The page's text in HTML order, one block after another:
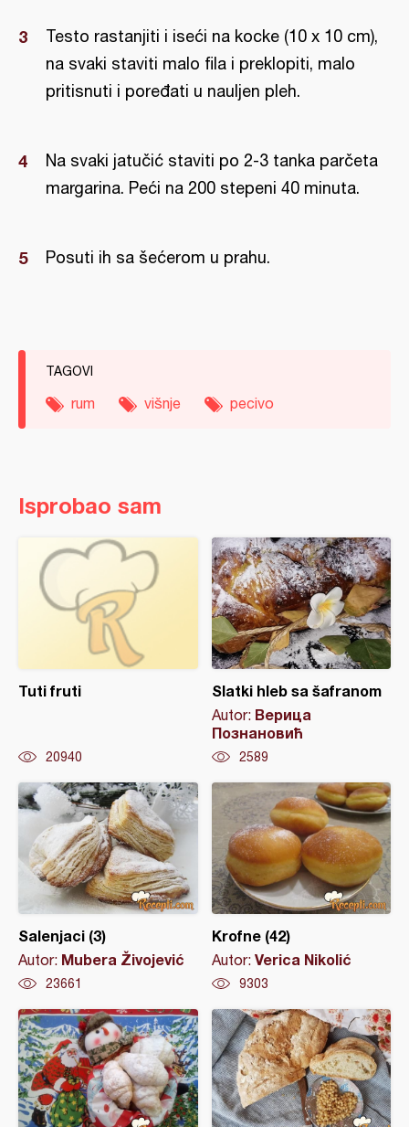
Testo rastanjiti i iseći na kocke (10 x 10 cm),
na svaki staviti malo fila i preklopiti, malo
pritisnuti i poređati u nauljen pleh.
Na svaki jatučić staviti po 2-3 tanka parčeta
margarina. Peći na 200 stepeni 40 minuta.
Posuti ih sa šećerom u prahu.
TAGOVI
rum višnje pecivo
Isprobao sam
Tuti fruti
20940
Slatki hleb sa šafranom
Autor: Верица
Познановић
2589
Salenjaci (3)
Autor: Mubera Živojević
23661
Krofne (42)
Autor: Verica Nikolić
9303